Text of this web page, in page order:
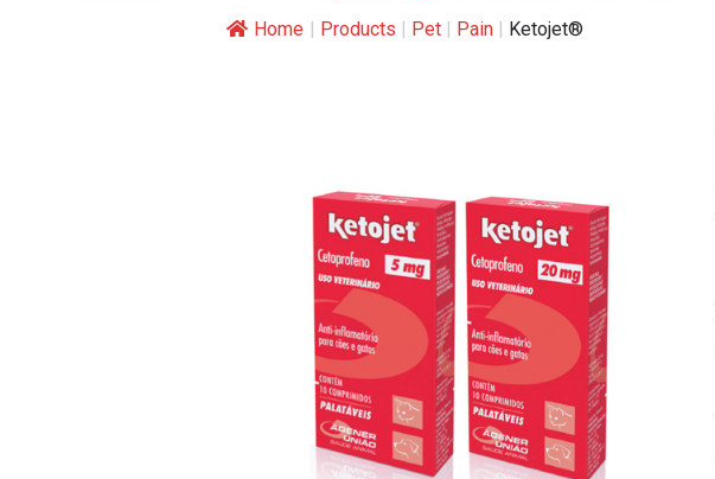
Home | Products | Pet | Pain | Ketojet®